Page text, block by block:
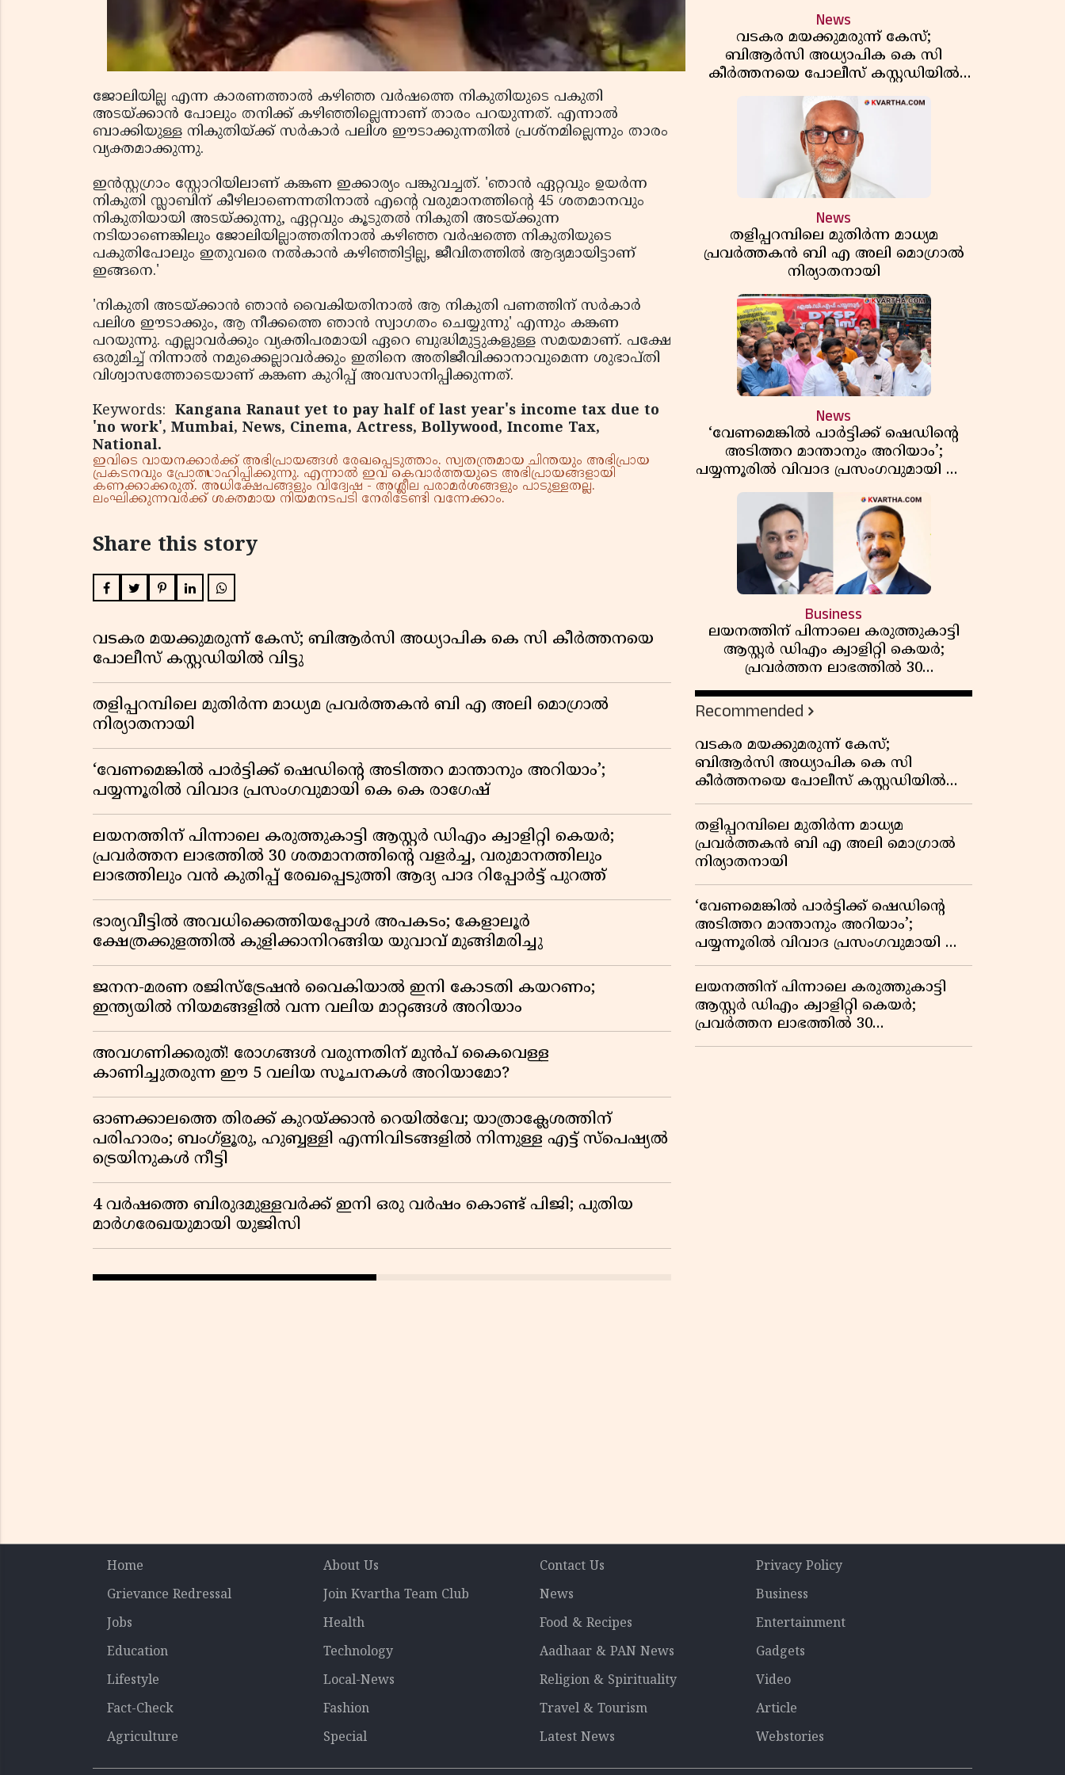
ജോലിയില്ല എന്ന കാരണത്താല്‍ കഴിഞ്ഞ വര്‍ഷത്തെ നികുതിയുടെ പകുതി
അടയ്ക്കാന്‍ പോലും തനിക്ക് കഴിഞ്ഞില്ലെന്നാണ് താരം പറയുന്നത്. എന്നാല്‍
ബാക്കിയുള്ള നികുതിയ്ക്ക് സര്‍കാര്‍ പലിശ ഈടാക്കുന്നതില്‍ പ്രശ്‌നമില്ലെന്നും താരം
വ്യക്തമാക്കുന്നു.
ഇന്‍സ്റ്റഗ്രാം സ്റ്റോറിയിലാണ് കങ്കണ ഇക്കാര്യം പങ്കുവച്ചത്. 'ഞാന്‍ ഏറ്റവും ഉയര്‍ന്ന
നികുതി സ്ലാബിന് കീഴിലാണെന്നതിനാല്‍ എന്റെ വരുമാനത്തിന്റെ 45 ശതമാനവും
നികുതിയായി അടയ്ക്കുന്നു, ഏറ്റവും കൂടുതല്‍ നികുതി അടയ്ക്കുന്ന
നടിയാണെങ്കിലും ജോലിയില്ലാത്തതിനാല്‍ കഴിഞ്ഞ വര്‍ഷത്തെ നികുതിയുടെ
പകുതിപോലും ഇതുവരെ നല്‍കാന്‍ കഴിഞ്ഞിട്ടില്ല, ജീവിതത്തില്‍ ആദ്യമായിട്ടാണ്
ഇങ്ങനെ.'
'നികുതി അടയ്ക്കാന്‍ ഞാന്‍ വൈകിയതിനാല്‍ ആ നികുതി പണത്തിന് സര്‍കാര്‍
പലിശ ഈടാക്കും, ആ നീക്കത്തെ ഞാന്‍ സ്വാഗതം ചെയ്യുന്നു' എന്നും കങ്കണ
പറയുന്നു. എല്ലാവര്‍ക്കും വ്യക്തിപരമായി ഏറെ ബുദ്ധിമുട്ടുകളുള്ള സമയമാണ്. പക്ഷേ
ഒരുമിച്ച് നിന്നാല്‍ നമുക്കെല്ലാവര്‍ക്കും ഇതിനെ അതിജീവിക്കാനാവുമെന്ന ശുഭാപ്തി
വിശ്വാസത്തോടെയാണ് കങ്കണ കുറിപ്പ് അവസാനിപ്പിക്കുന്നത്.
Keywords: Kangana Ranaut yet to pay half of last year's income tax due to
'no work', Mumbai, News, Cinema, Actress, Bollywood, Income Tax,
National.
ഇവിടെ വായനക്കാർക്ക് അഭിപ്രായങ്ങൾ രേഖപ്പെടുത്താം. സ്വതന്ത്രമായ ചിന്തയും അഭിപ്രായ
പ്രകടനവും പ്രോത്സാഹിപ്പിക്കുന്നു. എന്നാൽ ഇവ കെവാർത്തയുടെ അഭിപ്രായങ്ങളായി
കണക്കാക്കരുത്. അധിക്ഷേപങ്ങളും വിദ്വേഷ - അശ്ലീല പരാമർശങ്ങളും പാടുള്ളതല്ല.
ലംഘിക്കുന്നവർക്ക് ശക്തമായ നിയമനടപടി നേരിടേണ്ടി വന്നേക്കാം.
Share this story
വടകര മയക്കുമരുന്ന് കേസ്; ബിആർസി അധ്യാപിക കെ സി കീർത്തനയെ
പോലീസ് കസ്റ്റഡിയിൽ വിട്ടു
തളിപ്പറമ്പിലെ മുതിർന്ന മാധ്യമ പ്രവർത്തകൻ ബി എ അലി മൊഗ്രാൽ
നിര്യാതനായി
‘വേണമെങ്കിൽ പാർട്ടിക്ക് ഷെഡിൻ്റെ അടിത്തറ മാന്താനും അറിയാം’;
പയ്യന്നൂരിൽ വിവാദ പ്രസംഗവുമായി കെ കെ രാഗേഷ്
ലയനത്തിന് പിന്നാലെ കരുത്തുകാട്ടി ആസ്റ്റർ ഡിഎം ക്വാളിറ്റി കെയർ;
പ്രവർത്തന ലാഭത്തിൽ 30 ശതമാനത്തിൻ്റെ വളർച്ച, വരുമാനത്തിലും
ലാഭത്തിലും വൻ കുതിപ്പ് രേഖപ്പെടുത്തി ആദ്യ പാദ റിപ്പോർട്ട് പുറത്ത്
ഭാര്യവീട്ടിൽ അവധിക്കെത്തിയപ്പോൾ അപകടം; കേളാലൂർ
ക്ഷേത്രക്കുളത്തിൽ കുളിക്കാനിറങ്ങിയ യുവാവ് മുങ്ങിമരിച്ചു
ജനന-മരണ രജിസ്ട്രേഷൻ വൈകിയാൽ ഇനി കോടതി കയറണം;
ഇന്ത്യയിൽ നിയമങ്ങളിൽ വന്ന വലിയ മാറ്റങ്ങൾ അറിയാം
അവഗണിക്കരുത്! രോഗങ്ങൾ വരുന്നതിന് മുൻപ് കൈവെള്ള
കാണിച്ചുതരുന്ന ഈ 5 വലിയ സൂചനകൾ അറിയാമോ?
ഓണക്കാലത്തെ തിരക്ക് കുറയ്ക്കാൻ റെയിൽവേ; യാത്രാക്ലേശത്തിന്
പരിഹാരം; ബംഗ്ളൂരു, ഹുബ്ബള്ളി എന്നിവിടങ്ങളിൽ നിന്നുള്ള എട്ട് സ്പെഷ്യൽ
ട്രെയിനുകൾ നീട്ടി
4 വർഷത്തെ ബിരുദമുള്ളവർക്ക് ഇനി ഒരു വർഷം കൊണ്ട് പിജി; പുതിയ
മാർഗരേഖയുമായി യുജിസി
News
വടകര മയക്കുമരുന്ന് കേസ്;
ബിആർസി അധ്യാപിക കെ സി
കീർത്തനയെ പോലീസ് കസ്റ്റഡിയിൽ
News
തളിപ്പറമ്പിലെ മുതിർന്ന മാധ്യമ
പ്രവർത്തകൻ ബി എ അലി മൊഗ്രാൽ
നിര്യാതനായി
News
‘വേണമെങ്കിൽ പാർട്ടിക്ക് ഷെഡിൻ്റെ
അടിത്തറ മാന്താനും അറിയാം’;
പയ്യന്നൂരിൽ വിവാദ പ്രസംഗവുമായി കെ
കെ രാഗേഷ്
Business
ലയനത്തിന് പിന്നാലെ കരുത്തുകാട്ടി
ആസ്റ്റർ ഡിഎം ക്വാളിറ്റി കെയർ;
പ്രവർത്തന ലാഭത്തിൽ 30
ശതമാനത്തിൻ്റെ വളർച്ച,
വരുമാനത്തിലും ലാഭത്തിലും വൻ
കുതിപ്പ് രേഖപ്പെടുത്തി ആദ്യ പാദ
റിപ്പോർട്ട് പുറത്ത്
Recommended
വടകര മയക്കുമരുന്ന് കേസ്;
ബിആർസി അധ്യാപിക കെ സി
കീർത്തനയെ പോലീസ് കസ്റ്റഡിയിൽ
വിട്ടു
തളിപ്പറമ്പിലെ മുതിർന്ന മാധ്യമ
പ്രവർത്തകൻ ബി എ അലി മൊഗ്രാൽ
നിര്യാതനായി
‘വേണമെങ്കിൽ പാർട്ടിക്ക് ഷെഡിൻ്റെ
അടിത്തറ മാന്താനും അറിയാം’;
പയ്യന്നൂരിൽ വിവാദ പ്രസംഗവുമായി കെ
കെ രാഗേഷ്
ലയനത്തിന് പിന്നാലെ കരുത്തുകാട്ടി
ആസ്റ്റർ ഡിഎം ക്വാളിറ്റി കെയർ;
പ്രവർത്തന ലാഭത്തിൽ 30
ശതമാനത്തിൻ്റെ വളർച്ച,
Home About Us Contact Us
Privacy Policy
Grievance Redressal
Join Kvartha Team Club News
Business
Jobs
Health Food & Recipes
Entertainment
Education
Technology Aadhaar & PAN News
Gadgets
Lifestyle
Local-News Religion & Spirituality
Video
Fact-Check
Fashion Travel & Tourism
Article
Agriculture
Special Latest News Webstories